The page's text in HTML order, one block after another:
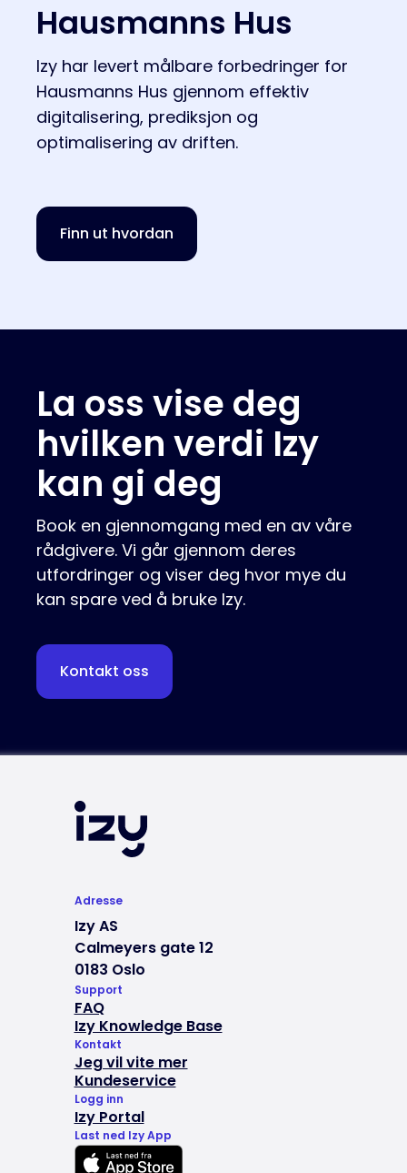
Hausmanns Hus
Izy har levert målbare forbedringer for
Hausmanns Hus gjennom effektiv
digitalisering, prediksjon og
optimalisering av driften.
Finn ut hvordan
La oss vise deg
hvilken verdi Izy
kan gi deg
Book en gjennomgang med en av våre
rådgivere. Vi går gjennom deres
utfordringer og viser deg hvor mye du
kan spare ved å bruke Izy.
Kontakt oss
Adresse
Izy AS
Calmeyers gate 12
0183 Oslo
Support
FAQ
Izy Knowledge Base
Kontakt
Jeg vil vite mer
Kundeservice
Logg inn
Izy Portal
Last ned Izy App